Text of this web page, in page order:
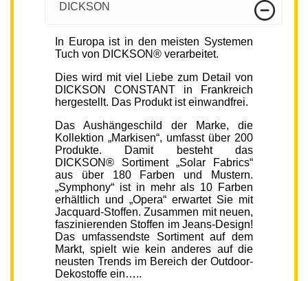
DICKSON
In Europa ist in den meisten Systemen
Tuch von DICKSON® verarbeitet.
Dies wird mit viel Liebe zum Detail von
DICKSON CONSTANT in Frankreich
hergestellt. Das Produkt ist einwandfrei.
Das Aushängeschild der Marke, die
Kollektion „Markisen“, umfasst über 200
Produkte. Damit besteht das
DICKSON® Sortiment „Solar Fabrics“
aus über 180 Farben und Mustern.
„Symphony“ ist in mehr als 10 Farben
erhältlich und „Opera“ erwartet Sie mit
Jacquard-Stoffen. Zusammen mit neuen,
faszinierenden Stoffen im Jeans-Design!
Das umfassendste Sortiment auf dem
Markt, spielt wie kein anderes auf die
neusten Trends im Bereich der Outdoor-
Dekostoffe ein…..